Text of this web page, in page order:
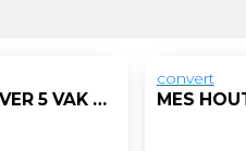
BESTEKBAK CURVER 5 VAK UITSCHUIFBAAR GS
convert